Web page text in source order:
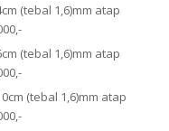
(tebal 1,6)mm atap
(tebal 1,6)mm atap
(tebal 1,6)mm atap